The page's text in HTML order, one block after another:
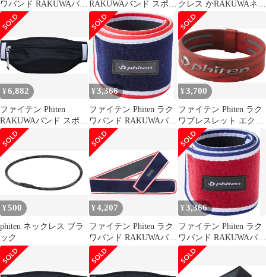
ワバンド RAKUWAバン
ド 2枚入 メタックス ネ
イビー 30cm サポータ
ー 手首 足首 吸汗速乾
スポーツ デスクワーク
立ち仕事 家事 薄手
TB202100 ネイビー
RAKUWAバンド スポー
ツ ブラック 85cm ボデ
ィーケア スポーツバン
ド ランナー 多機能ラン
ニングポーチ 体幹 フィ
ット感 通気性 反射テー
プ 撥水加工 TB205060 -
クレス かRAKUWAネッ
ク ゼネラルモデル 2個
セット
¥6,882
ファイテン Phiten
RAKUWAバンド スポー
ツ ブラック 95cm ボデ
ィーケア スポーツバン
ド ランナー 多機能ラン
ニングポーチ 体幹 フィ
ット感 通気性 反射テー
プ 撥水加工 TB205062 -
¥ 3,366
ファイテン Phiten ラク
ワバンド RAKUWAバン
ド 2枚入 メタックス ネ
イビー 30cm サポータ
ー 手首 足首 吸汗速乾
スポーツ デスクワーク
立ち仕事 家事 薄手
TB202100 ネイビー
¥3,700
ファイテン Phiten ラク
ワブレスレット エクス
トリーム RAKUWAブレ
スレット EXTREME マ
ーブル レッド 17cm ス
ポーツブレスレット シ
リコン メタックス
TG913025 レッド
¥500
phiten ネックレス ブラ
ック
¥4,207
ファイテン Phiten ラク
ワバンド RAKUWAバン
ド メタックス ネイビー
85cm サポーター 腰 骨
盤 ランニング スポーツ
¥ 3,366
ファイテン Phiten ラク
ワバンド RAKUWAバン
ド 2枚入 メタックス ボ
ルドー 30cm サポータ
ー 手首 足首 吸汗速乾